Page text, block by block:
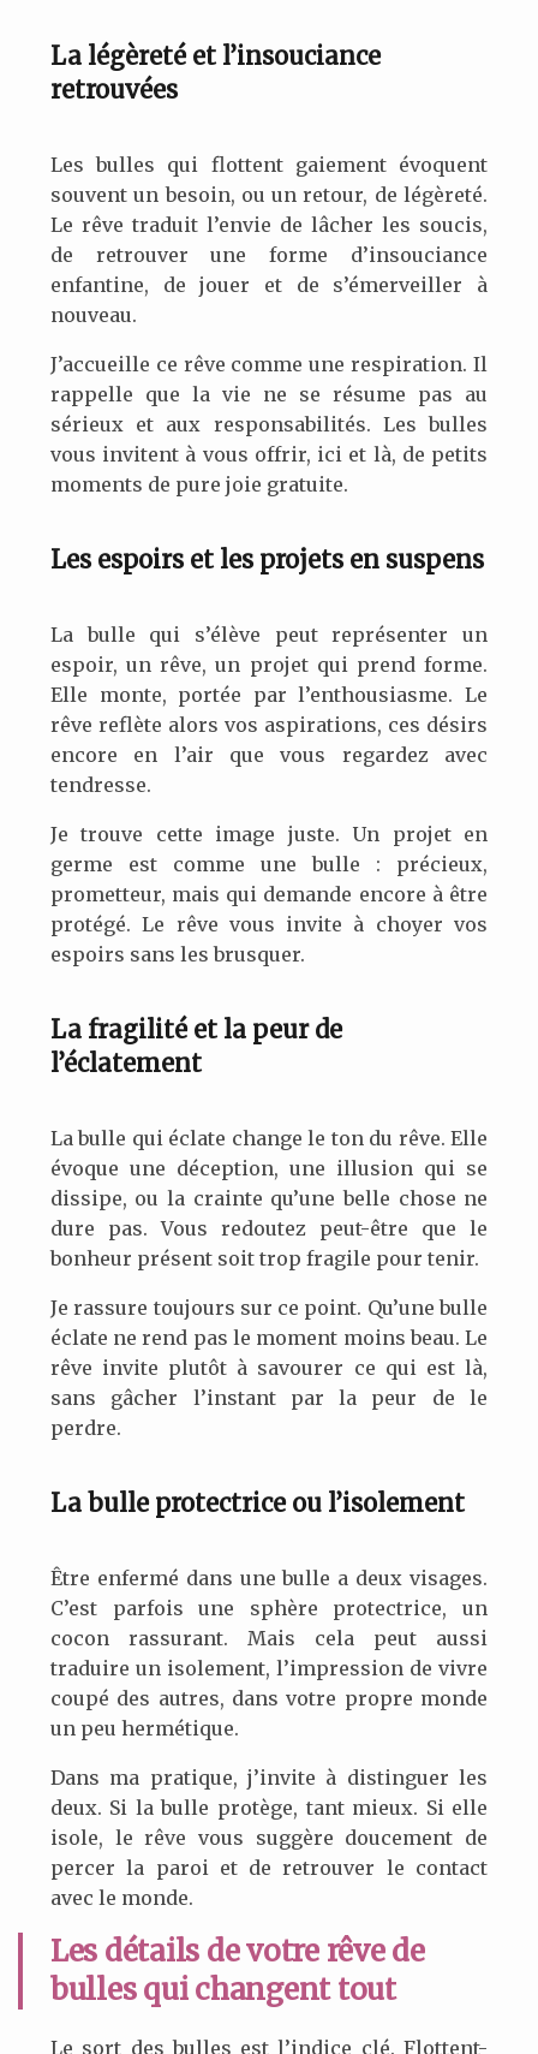
La légèreté et l’insouciance
retrouvées
Les bulles qui flottent gaiement évoquent
souvent un besoin, ou un retour, de légèreté.
Le rêve traduit l’envie de lâcher les soucis,
de retrouver une forme d’insouciance
enfantine, de jouer et de s’émerveiller à
nouveau.
J’accueille ce rêve comme une respiration. Il
rappelle que la vie ne se résume pas au
sérieux et aux responsabilités. Les bulles
vous invitent à vous offrir, ici et là, de petits
moments de pure joie gratuite.
Les espoirs et les projets en suspens
La bulle qui s’élève peut représenter un
espoir, un rêve, un projet qui prend forme.
Elle monte, portée par l’enthousiasme. Le
rêve reflète alors vos aspirations, ces désirs
encore en l’air que vous regardez avec
tendresse.
Je trouve cette image juste. Un projet en
germe est comme une bulle : précieux,
prometteur, mais qui demande encore à être
protégé. Le rêve vous invite à choyer vos
espoirs sans les brusquer.
La fragilité et la peurde
l’éclatement
La bulle qui éclate change le ton du rêve. Elle
évoque une déception, une illusion qui se
dissipe, ou la crainte qu’une belle chose ne
dure pas. Vous redoutez peut-être que le
bonheur présent soit trop fragile pour tenir.
Je rassure toujours sur ce point. Qu’une bulle
éclate ne rend pas le moment moins beau. Le
rêve invite plutôt à savourer ce qui est là,
sans gâcher l’instant par la peur de le
perdre.
La bulle protectrice ou l’isolement
Être enfermé dans une bulle a deux visages.
C’est parfois une sphère protectrice, un
cocon rassurant. Mais cela peut aussi
traduire un isolement, l’impression de vivre
coupé des autres, dans votre propre monde
un peu hermétique.
Dans ma pratique, j’invite à distinguer les
deux. Si la bulle protège, tant mieux. Si elle
isole, le rêve vous suggère doucement de
percer la paroi et de retrouver le contact
avec le monde.
Les détails de votre rêve de
bulles qui changent tout
Le sort des bulles est l’indice clé. Flottent-